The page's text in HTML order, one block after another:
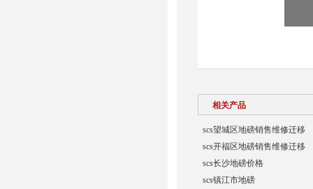
相关产品
scs望城区地磅销售维修迁移
scs开福区地磅销售维修迁移
scs长沙地磅价格
scs镇江市地磅